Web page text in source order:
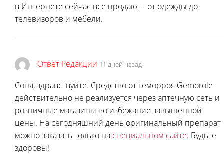
в Интернете сейчас все продают - от одежды до
телевизоров и мебели.
Ответ Редакции 11 дней назад
Соня, здравствуйте. Средство от геморроя Gemorole
действительно не реализуется через аптечную сеть и
розничные магазины во избежание завышенной
цены. На сегодняшний день оригинальный препарат
можно заказать только на специальном сайте. Будьте
здоровы!